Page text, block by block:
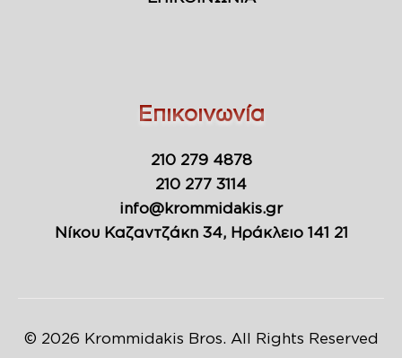
Επικοινωνία
210 279 4878
210 277 3114
info@krommidakis.gr
Νίκου Καζαντζάκη 34, Ηράκλειο 141 21
© 2026 Krommidakis Bros. All Rights Reserved